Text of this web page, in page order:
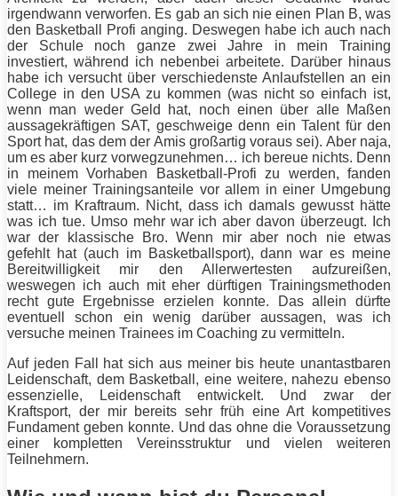
irgendwann verworfen. Es gab an sich nie einen Plan B, was
den Basketball Profi anging. Deswegen habe ich auch nach
der Schule noch ganze zwei Jahre in mein Training
investiert, während ich nebenbei arbeitete. Darüber hinaus
habe ich versucht über verschiedenste Anlaufstellen an ein
College in den USA zu kommen (was nicht so einfach ist,
wenn man weder Geld hat, noch einen über alle Maßen
aussagekräftigen SAT, geschweige denn ein Talent für den
Sport hat, das dem der Amis großartig voraus sei). Aber naja,
um es aber kurz vorwegzunehmen… ich bereue nichts. Denn
in meinem Vorhaben Basketball-Profi zu werden, fanden
viele meiner Trainingsanteile vor allem in einer Umgebung
statt… im Kraftraum. Nicht, dass ich damals gewusst hätte
was ich tue. Umso mehr war ich aber davon überzeugt. Ich
war der klassische
Bro. Wenn mir aber noch nie etwas
gefehlt hat (auch im Basketballsport), dann war es meine
Bereitwilligkeit mir den Allerwertesten aufzureißen,
weswegen ich auch mit eher dürftigen Trainingsmethoden
recht gute Ergebnisse erzielen konnte. Das allein dürfte
eventuell schon ein wenig darüber aussagen, was ich
versuche meinen Trainees im Coaching zu vermitteln.
Auf jeden Fall hat sich aus meiner bis heute unantastbaren
Leidenschaft, dem Basketball, eine weitere, nahezu ebenso
essenzielle, Leidenschaft entwickelt. Und zwar der
Kraftsport, der mir bereits sehr früh eine Art kompetitives
Fundamentgeben konnte. Und das ohne die Voraussetzung
einer kompletten Vereinsstruktur und vielen weiteren
Teilnehmern.